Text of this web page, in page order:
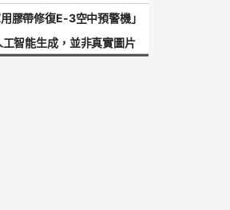
膠帶修復E-3空中預警機」
工智能生成，並非真實圖片